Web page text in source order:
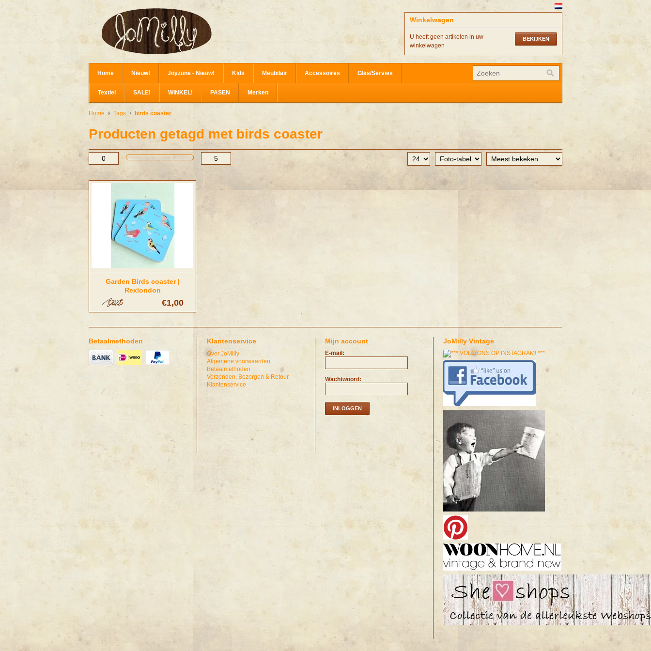
Winkelwagen
BEKIJKEN
U heeft geen artikelen in uw
winkelwagen
Home Nieuw! Joyzone - Nieuw! Kids Meubilair Accessoires Glas/Servies
Textiel SALE! WINKEL! PASEN Merken
Home Tags birds coaster
Producten getagd met birds coaster
Garden Birds coaster |
Rexlondon
€1,00
€2,15
Betaalmethoden Klantenservice
Over JoMilly
Algemene voorwaarden
Betaalmethoden
Verzenden, Bezorgen & Retour
Klantenservice
Mijn account
E-mail:
Wachtwoord:
INLOGGEN
JoMilly Vintage